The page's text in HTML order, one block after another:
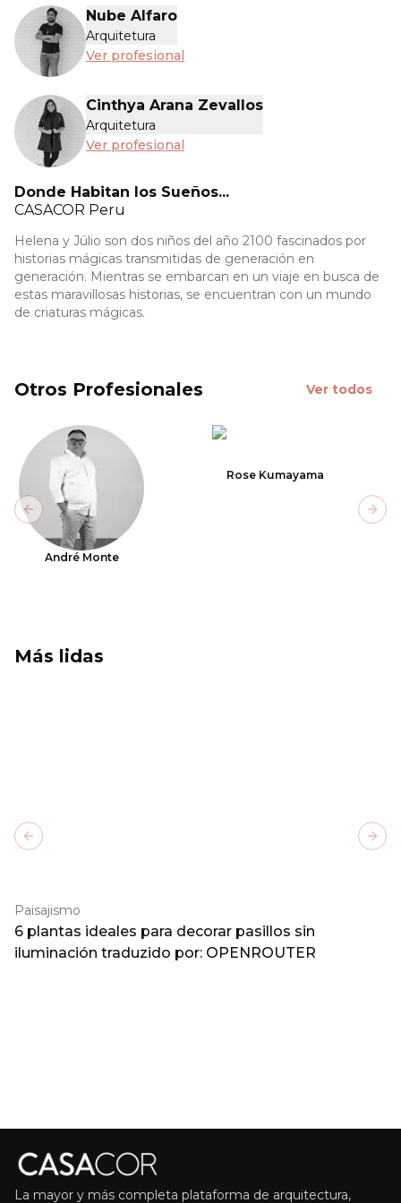
Nube Alfaro
Arquitetura
Ver profesional
Cinthya Arana Zevallos
Arquitetura
Ver profesional
Donde Habitan los Sueños...
CASACOR Peru
Helena y Júlio son dos niños del año 2100 fascinados por
historias mágicas transmitidas de generación en
generación. Mientras se embarcan en un viaje en busca de
estas maravillosas historias, se encuentran con un mundo
de criaturas mágicas.
Otros Profesionales Ver todos
André Monte
Rose Kumayama
Previous slide
Más lidas
Paisajismo
6 plantas ideales para decorar pasillos sin
iluminación traduzido por: OPENROUTER
Previous slide
La mayor y más completa plataforma de arquitectura,